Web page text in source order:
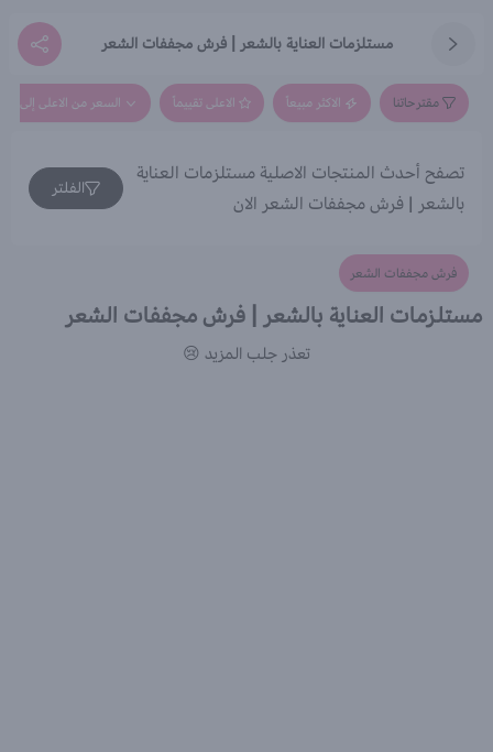
مستلزمات العناية بالشعر | فرش مجففات الشعر
مقترحاتنا الاكثر مبيعاً الاعلى تقييماً السعر من الاعلى إلى
تصفح أحدث المنتجات الاصلية مستلزمات العناية
بالشعر | فرش مجففات الشعر الان
الفلتر
فرش مجففات الشعر
مستلزمات العناية بالشعر | فرش مجففات الشعر
تعذر جلب المزيد 😢